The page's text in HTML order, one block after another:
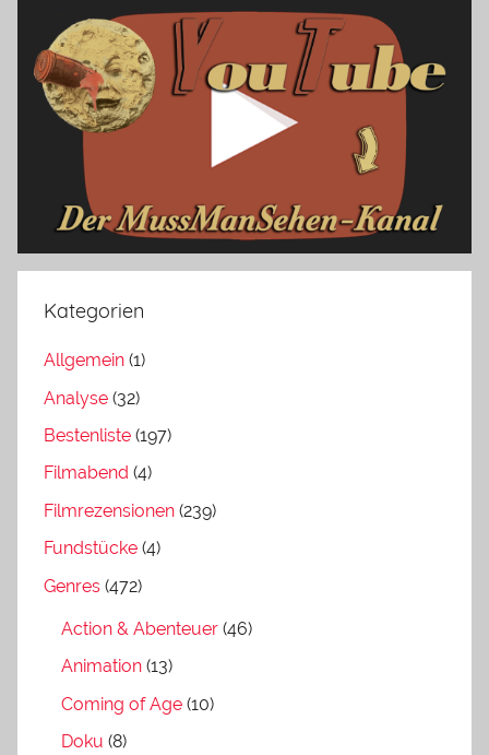
Kategorien
Allgemein (1)
Analyse (32)
Bestenliste (197)
Filmabend (4)
Filmrezensionen (239)
Fundstücke (4)
Genres (472)
Action & Abenteuer (46)
Animation (13)
Coming of Age (10)
Doku (8)